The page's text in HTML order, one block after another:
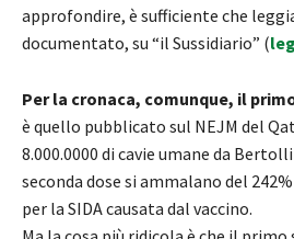
approfondire, è sufficiente che
documentato, su “il Sussidiario” (
Per la cronaca, comunque, il
è quello pubblicato sul NEJM del
8.000.0000 di cavie umane da
seconda dose si ammalano del
per la SIDA causata dal vaccino.